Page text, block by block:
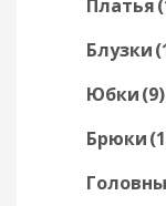
Платья
Блузки
Юбки(9)
Брюки